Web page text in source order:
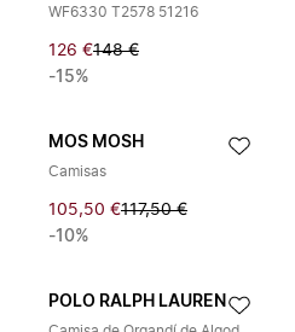
WF6330 T2578 51216
126 €148 €
-15%
MOS MOSH
Camisas
105,50 €117,50 €
-10%
POLO RALPH LAUREN